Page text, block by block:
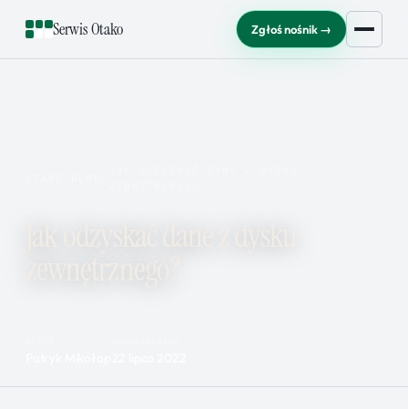
Serwis Otako Zgłoś nośnik →